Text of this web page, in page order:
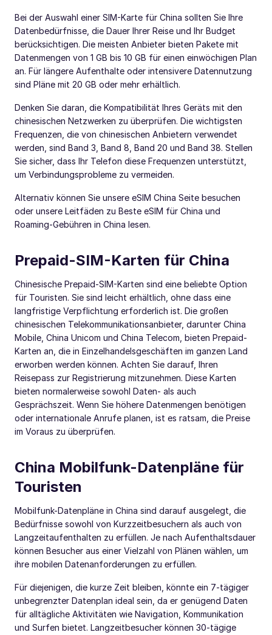
Bei der Auswahl einer SIM-Karte für China sollten Sie Ihre
Datenbedürfnisse, die Dauer Ihrer Reise und Ihr Budget
berücksichtigen. Die meisten Anbieter bieten Pakete mit
Datenmengen von 1 GB bis 10 GB für einen einwöchigen Plan
an. Für längere Aufenthalte oder intensivere Datennutzung
sind Pläne mit 20 GB oder mehr erhältlich.
Denken Sie daran, die Kompatibilität Ihres Geräts mit den
chinesischen Netzwerken zu überprüfen. Die wichtigsten
Frequenzen, die von chinesischen Anbietern verwendet
werden, sind Band 3, Band 8, Band 20 und Band 38. Stellen
Sie sicher, dass Ihr Telefon diese Frequenzen unterstützt,
um Verbindungsprobleme zu vermeiden.
Alternativ können Sie unsere eSIM China Seite besuchen
oder unsere Leitfäden zu Beste eSIM für China und
Roaming-Gebühren in China lesen.
Prepaid-SIM-Karten für China
Chinesische Prepaid-SIM-Karten sind eine beliebte Option
für Touristen. Sie sind leicht erhältlich, ohne dass eine
langfristige Verpflichtung erforderlich ist. Die großen
chinesischen Telekommunikationsanbieter, darunter China
Mobile, China Unicom und China Telecom, bieten Prepaid-
Karten an, die in Einzelhandelsgeschäften im ganzen Land
erworben werden können. Achten Sie darauf, Ihren
Reisepass zur Registrierung mitzunehmen. Diese Karten
bieten normalerweise sowohl Daten- als auch
Gesprächszeit. Wenn Sie höhere Datenmengen benötigen
oder internationale Anrufe planen, ist es ratsam, die Preise
im Voraus zu überprüfen.
China Mobilfunk-Datenpläne für
Touristen
Mobilfunk-Datenpläne in China sind darauf ausgelegt, die
Bedürfnisse sowohl von Kurzzeitbesuchern als auch von
Langzeitaufenthalten zu erfüllen. Je nach Aufenthaltsdauer
können Besucher aus einer Vielzahl von Plänen wählen, um
ihre mobilen Datenanforderungen zu erfüllen.
Für diejenigen, die kurze Zeit bleiben, könnte ein 7-tägiger
unbegrenzter Datenplan ideal sein, da er genügend Daten
für alltägliche Aktivitäten wie Navigation, Kommunikation
und Surfen bietet. Langzeitbesucher können 30-tägige